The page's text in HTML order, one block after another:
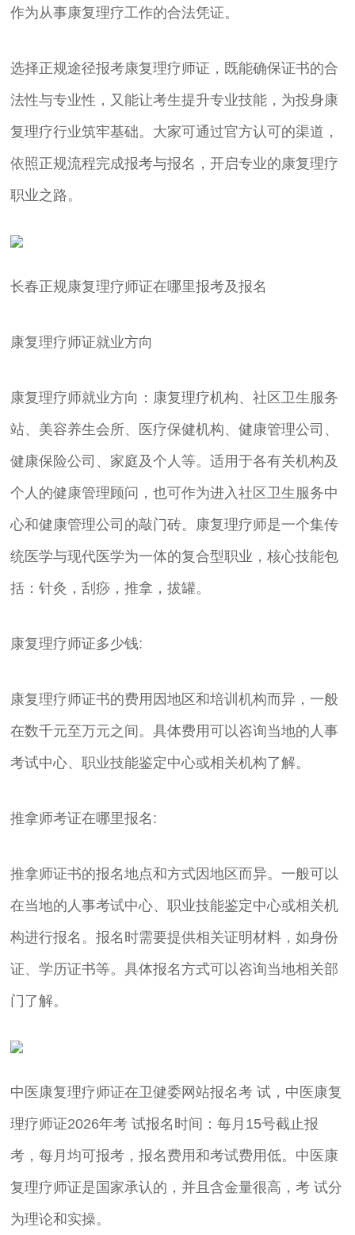
作为从事康复理疗工作的合法凭证。
选择正规途径报考康复理疗师证，既能确保证书的合
法性与专业性，又能让考生提升专业技能，为投身康
复理疗行业筑牢基础。大家可通过官方认可的渠道，
依照正规流程完成报考与报名，开启专业的康复理疗
职业之路。
长春正规康复理疗师证在哪里报考及报名
康复理疗师证就业方向
康复理疗师就业方向：康复理疗机构、社区卫生服务
站、美容养生会所、医疗保健机构、健康管理公司、
健康保险公司、家庭及个人等。适用于各有关机构及
个人的健康管理顾问，也可作为进入社区卫生服务中
心和健康管理公司的敲门砖。康复理疗师是一个集传
统医学与现代医学为一体的复合型职业，核心技能包
括：针灸，刮痧，推拿，拔罐。
康复理疗师证多少钱:
康复理疗师证书的费用因地区和培训机构而异，一般
在数千元至万元之间。具体费用可以咨询当地的人事
考试中心、职业技能鉴定中心或相关机构了解。
推拿师考证在哪里报名:
推拿师证书的报名地点和方式因地区而异。一般可以
在当地的人事考试中心、职业技能鉴定中心或相关机
构进行报名。报名时需要提供相关证明材料，如身份
证、学历证书等。具体报名方式可以咨询当地相关部
门了解。
中医康复理疗师证在卫健委网站报名考 试，中医康复
理疗师证2026年考 试报名时间：每月15号截止报
考，每月均可报考，报名费用和考试费用低。中医康
复理疗师证是国家承认的，并且含金量很高，考 试分
为理论和实操。